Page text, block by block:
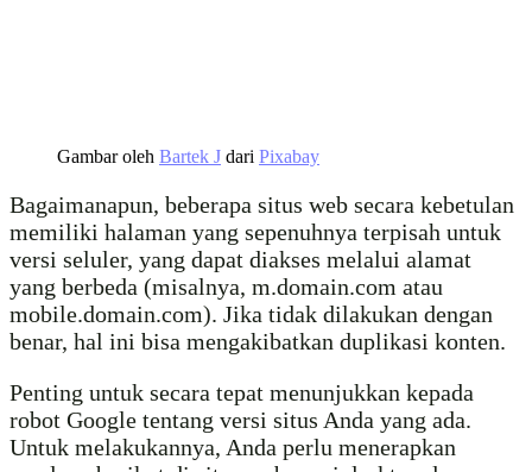
Gambar oleh Bartek J dari Pixabay
Bagaimanapun, beberapa situs web secara kebetulan
memiliki halaman yang sepenuhnya terpisah untuk
versi seluler, yang dapat diakses melalui alamat
yang berbeda (misalnya, m.domain.com atau
mobile.domain.com). Jika tidak dilakukan dengan
benar, hal ini bisa mengakibatkan duplikasi konten.
Penting untuk secara tepat menunjukkan kepada
robot Google tentang versi situs Anda yang ada.
Untuk melakukannya, Anda perlu menerapkan